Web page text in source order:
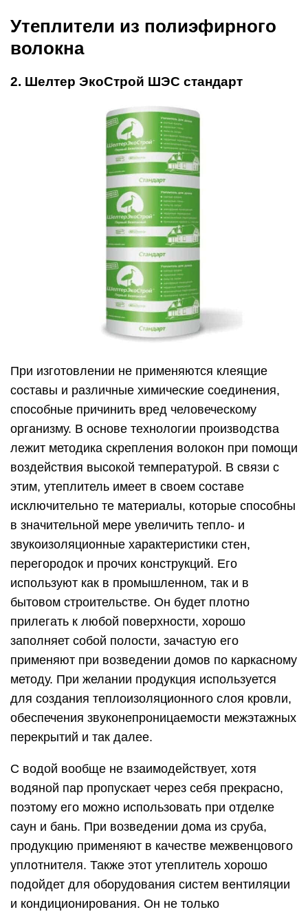
Утеплители из полиэфирного
волокна
2. Шелтер ЭкоСтрой ШЭС стандарт
При изготовлении не применяются клеящие
составы и различные химические соединения,
способные причинить вред человеческому
организму. В основе технологии производства
лежит методика скрепления волокон при помощи
воздействия высокой температурой. В связи с
этим, утеплитель имеет в своем составе
исключительно те материалы, которые способны
в значительной мере увеличить тепло- и
звукоизоляционные характеристики стен,
перегородок и прочих конструкций. Его
используют как в промышленном, так и в
бытовом строительстве. Он будет плотно
прилегать к любой поверхности, хорошо
заполняет собой полости, зачастую его
применяют при возведении домов по каркасному
методу. При желании продукция используется
для создания теплоизоляционного слоя кровли,
обеспечения звуконепроницаемости межэтажных
перекрытий и так далее.
С водой вообще не взаимодействует, хотя
водяной пар пропускает через себя прекрасно,
поэтому его можно использовать при отделке
саун и бань. При возведении дома из сруба,
продукцию применяют в качестве межвенцового
уплотнителя. Также этот утеплитель хорошо
подойдет для оборудования систем вентиляции
и кондиционирования. Он не только